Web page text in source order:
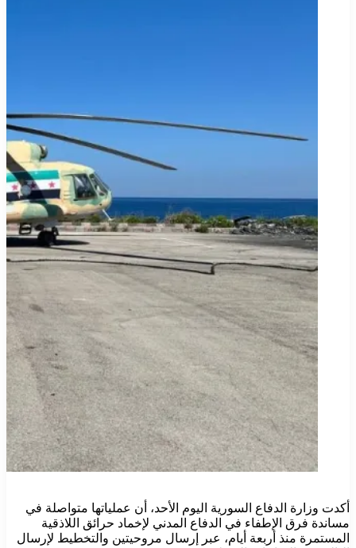
أكدت وزارة الدفاع السورية اليوم الأحد، أن عملياتها متواصلة في
مساندة فرق الإطفاء في الدفاع المدني لإخماد حرائق اللاذقية
المستمرة منذ أربعة أيام، عبر إرسال مروحيتين والتخطيط لإرسال